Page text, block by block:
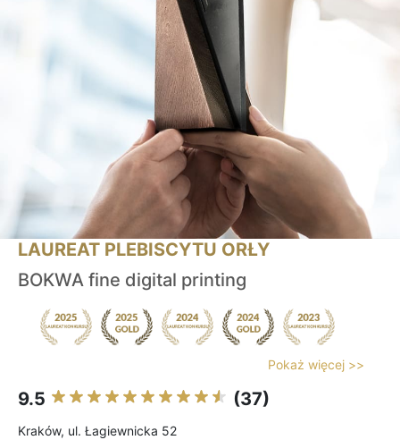
LAUREAT PLEBISCYTU ORŁY
BOKWA fine digital printing
Pokaż więcej >>
9.5 (37)
Kraków, ul. Łagiewnicka 52